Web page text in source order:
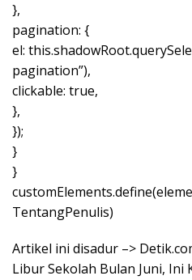
},
pagination: {
el:
pagination”),
clickable: true,
},
});
}
}
TentangPenulis)
Artikel ini disadur –>
Libur Sekolah Bulan Juni, Ini